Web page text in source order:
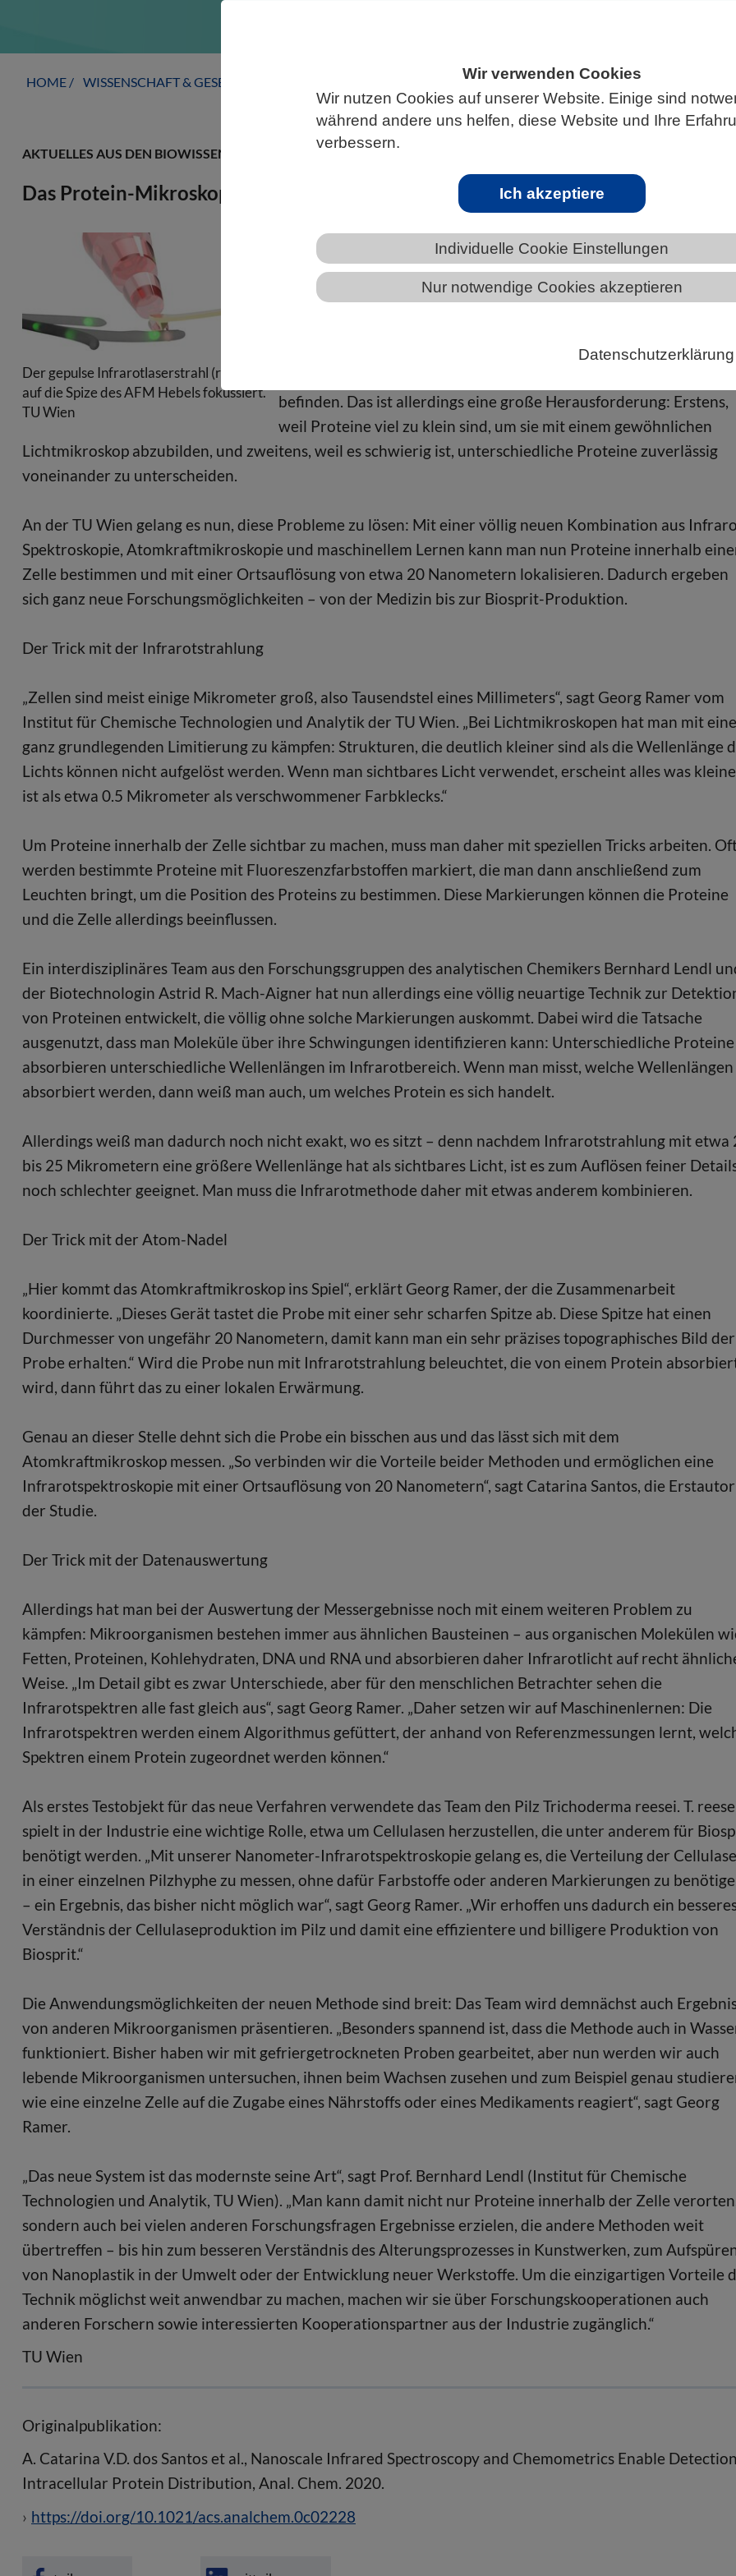
Wir verwenden Cookies
Wir nutzen Cookies auf unserer Website. Einige sind
während andere uns helfen, diese Website und Ihre
verbessern.
Ich akzeptiere
Individuelle Cookie Einstellungen
Nur notwendige Cookies akzeptieren
Datenschutzerklärung
HOME WISSENSCHAFT & GESELLSCHAFT
AKTUELLES AUS DEN BIOWISSENSCHAFTEN
Das Protein-Mikroskop
Der gepulse Infrarotlaserstrahl (rot) ist
auf die Spize des AFM Hebels fokussiert.
TU Wien
Wo sitzt welches Protein? An der TU Wien wurde nun eine neue
Technik entwickelt, mit der man den Aufenthaltsort von
der Zelle mit höchster Präzision erfassen kann.
Zellen. Um wichtige biologische Prozesse zu verstehen, muss man
befinden. Das ist allerdings eine große Herausforderung: Erstens,
weil Proteine viel zu klein sind, um sie mit einem gewöhnlichen
Lichtmikroskop abzubilden, und zweitens, weil es schwierig ist, unterschiedliche Proteine zuverlässig
voneinander zu unterscheiden.
An der TU Wien gelang es nun, diese Probleme zu lösen: Mit einer völlig neuen Kombination aus
Spektroskopie, Atomkraftmikroskopie und maschinellem Lernen kann man nun Proteine innerhalb
Zelle bestimmen und mit einer Ortsauflösung von etwa 20 Nanometern lokalisieren. Dadurch ergeben
sich ganz neue Forschungsmöglichkeiten – von der Medizin bis zur Biosprit-Produktion.
Der Trick mit der Infrarotstrahlung
„Zellen sind meist einige Mikrometer groß, also Tausendstel eines Millimeters“, sagt Georg Ramer vom
Institut für Chemische Technologien und Analytik der TU Wien. „Bei Lichtmikroskopen hat man mit
ganz grundlegenden Limitierung zu kämpfen: Strukturen, die deutlich kleiner sind als die Wellenlänge
Lichts können nicht aufgelöst werden. Wenn man sichtbares Licht verwendet, erscheint alles was
ist als etwa 0.5 Mikrometer als verschwommener Farbklecks.“
Um Proteine innerhalb der Zelle sichtbar zu machen, muss man daher mit speziellen Tricks arbeiten.
werden bestimmte Proteine mit Fluoreszenzfarbstoffen markiert, die man dann anschließend zum
Leuchten bringt, um die Position des Proteins zu bestimmen. Diese Markierungen können die Proteine
und die Zelle allerdings beeinflussen.
Ein interdisziplinäres Team aus den Forschungsgruppen des analytischen Chemikers Bernhard Lendl
der Biotechnologin Astrid R. Mach-Aigner hat nun allerdings eine völlig neuartige Technik zur
von Proteinen entwickelt, die völlig ohne solche Markierungen auskommt. Dabei wird die Tatsache
ausgenutzt, dass man Moleküle über ihre Schwingungen identifizieren kann: Unterschiedliche Proteine
absorbieren unterschiedliche Wellenlängen im Infrarotbereich. Wenn man misst, welche Wellenlängen
absorbiert werden, dann weiß man auch, um welches Protein es sich handelt.
Allerdings weiß man dadurch noch nicht exakt, wo es sitzt – denn nachdem Infrarotstrahlung mit etwa
bis 25 Mikrometern eine größere Wellenlänge hat als sichtbares Licht, ist es zum Auflösen feiner
noch schlechter geeignet. Man muss die Infrarotmethode daher mit etwas anderem kombinieren.
Der Trick mit der Atom-Nadel
„Hier kommt das Atomkraftmikroskop ins Spiel“, erklärt Georg Ramer, der die Zusammenarbeit
koordinierte. „Dieses Gerät tastet die Probe mit einer sehr scharfen Spitze ab. Diese Spitze hat einen
Durchmesser von ungefähr 20 Nanometern, damit kann man ein sehr präzises topographisches Bild der
Probe erhalten.“ Wird die Probe nun mit Infrarotstrahlung beleuchtet, die von einem Protein
wird, dann führt das zu einer lokalen Erwärmung.
Genau an dieser Stelle dehnt sich die Probe ein bisschen aus und das lässt sich mit dem
Atomkraftmikroskop messen. „So verbinden wir die Vorteile beider Methoden und ermöglichen eine
Infrarotspektroskopie mit einer Ortsauflösung von 20 Nanometern“, sagt Catarina Santos, die
der Studie.
Der Trick mit der Datenauswertung
Allerdings hat man bei der Auswertung der Messergebnisse noch mit einem weiteren Problem zu
kämpfen: Mikroorganismen bestehen immer aus ähnlichen Bausteinen – aus organischen Molekülen
Fetten, Proteinen, Kohlehydraten, DNA und RNA und absorbieren daher Infrarotlicht auf recht
Weise. „Im Detail gibt es zwar Unterschiede, aber für den menschlichen Betrachter sehen die
Infrarotspektren alle fast gleich aus“, sagt Georg Ramer. „Daher setzen wir auf Maschinenlernen: Die
Infrarotspektren werden einem Algorithmus gefüttert, der anhand von Referenzmessungen lernt,
Spektren einem Protein zugeordnet werden können.“
Als erstes Testobjekt für das neue Verfahren verwendete das Team den Pilz Trichoderma reesei. T.
spielt in der Industrie eine wichtige Rolle, etwa um Cellulasen herzustellen, die unter anderem für
benötigt werden. „Mit unserer Nanometer-Infrarotspektroskopie gelang es, die Verteilung der
in einer einzelnen Pilzhyphe zu messen, ohne dafür Farbstoffe oder anderen Markierungen zu
– ein Ergebnis, das bisher nicht möglich war“, sagt Georg Ramer. „Wir erhoffen uns dadurch ein
Verständnis der Cellulaseproduktion im Pilz und damit eine effizientere und billigere Produktion von
Biosprit.“
Die Anwendungsmöglichkeiten der neuen Methode sind breit: Das Team wird demnächst auch
von anderen Mikroorganismen präsentieren. „Besonders spannend ist, dass die Methode auch in
funktioniert. Bisher haben wir mit gefriergetrockneten Proben gearbeitet, aber nun werden wir auch
lebende Mikroorganismen untersuchen, ihnen beim Wachsen zusehen und zum Beispiel genau
wie eine einzelne Zelle auf die Zugabe eines Nährstoffs oder eines Medikaments reagiert“, sagt Georg
Ramer.
„Das neue System ist das modernste seine Art“, sagt Prof. Bernhard Lendl (Institut für Chemische
Technologien und Analytik, TU Wien). „Man kann damit nicht nur Proteine innerhalb der Zelle verorten,
sondern auch bei vielen anderen Forschungsfragen Ergebnisse erzielen, die andere Methoden weit
übertreffen – bis hin zum besseren Verständnis des Alterungsprozesses in Kunstwerken, zum
von Nanoplastik in der Umwelt oder der Entwicklung neuer Werkstoffe. Um die einzigartigen Vorteile
Technik möglichst weit anwendbar zu machen, machen wir sie über Forschungskooperationen auch
anderen Forschern sowie interessierten Kooperationspartner aus der Industrie zugänglich.“
TU Wien
Originalpublikation:
A. Catarina V.D. dos Santos et al., Nanoscale Infrared Spectroscopy and Chemometrics Enable
Intracellular Protein Distribution, Anal. Chem. 2020.
https://doi.org/10.1021/acs.analchem.0c02228